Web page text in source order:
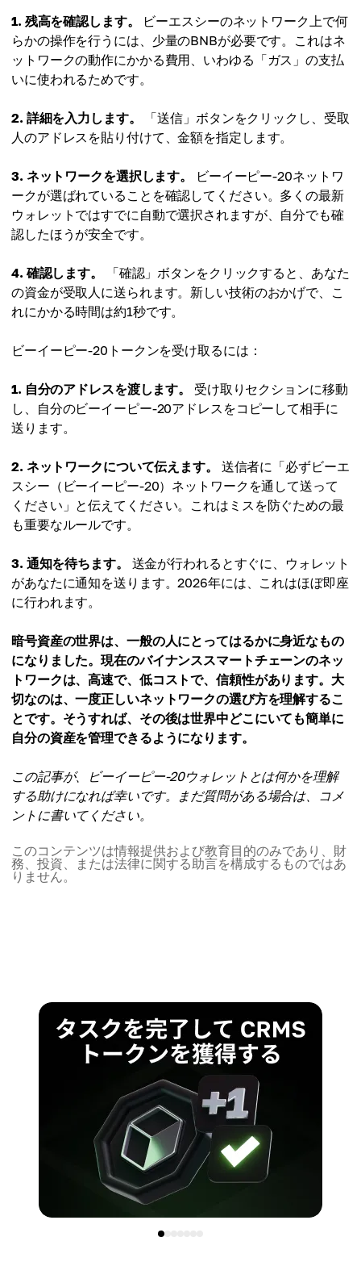
1. 残高を確認します。
ビーエスシーのネットワーク上で何
らかの操作を行うには、少量のBNBが必要です。これはネ
ットワークの動作にかかる費用、いわゆる「ガス」の支払
いに使われるためです。
2. 詳細を入力します。
「送信」ボタンをクリックし、受取
人のアドレスを貼り付けて、金額を指定します。
3. ネットワークを選択します。
ビーイーピー-20ネットワ
ークが選ばれていることを確認してください。多くの最新
ウォレットではすでに自動で選択されますが、自分でも確
認したほうが安全です。
4. 確認します。
「確認」ボタンをクリックすると、あなた
の資金が受取人に送られます。新しい技術のおかげで、こ
れにかかる時間は約1秒です。
ビーイーピー-20トークンを受け取るには：
1. 自分のアドレスを渡します。
受け取りセクションに移動
し、自分のビーイーピー-20アドレスをコピーして相手に
送ります。
2. ネットワークについて伝えます。
送信者に「必ずビーエ
スシー（ビーイーピー-20）ネットワークを通して送って
ください」と伝えてください。これはミスを防ぐための最
も重要なルールです。
3. 通知を待ちます。
送金が行われるとすぐに、ウォレット
があなたに通知を送ります。2026年には、これはほぼ即座
に行われます。
暗号資産の世界は、一般の人にとってはるかに身近なもの
になりました。現在のバイナンススマートチェーンのネッ
トワークは、高速で、低コストで、信頼性があります。大
切なのは、一度正しいネットワークの選び方を理解するこ
とです。そうすれば、その後は世界中どこにいても簡単に
自分の資産を管理できるようになります。
この記事が、ビーイーピー-20ウォレットとは何かを理解
する助けになれば幸いです。まだ質問がある場合は、コメ
ントに書いてください。
このコンテンツは情報提供および教育目的のみであり、財
務、投資、または法律に関する助言を構成するものではあ
りません。